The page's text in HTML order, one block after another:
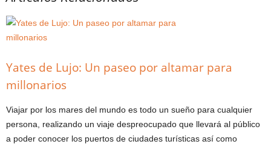
Yates de Lujo: Un paseo por altamar para
millonarios
Viajar por los mares del mundo es todo un sueño para cualquier
persona, realizando un viaje despreocupado que llevará al público
a poder conocer los puertos de ciudades turísticas así como